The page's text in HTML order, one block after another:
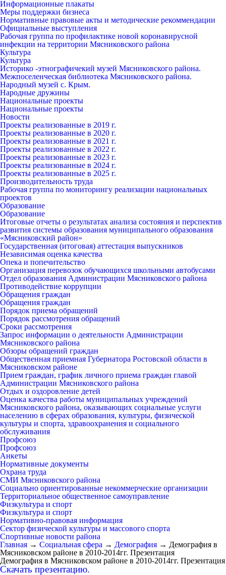
Информационные плакаты
Меры поддержки бизнеса
Нормативные правовые акты и методические рекоммендации
Официальные выступления
Рабочая группа по профилактике новой коронавирусной
инфекции на территории Мясниковского района
Культура
Культура
Историко -этнографичекий музей Мясниковского района.
Межпоселенческая библиотека Мясниковского района.
Народный музей с. Крым.
Народные дружины
Национальные проекты
Национальные проекты
Новости
Проекты реализованные в 2019 г.
Проекты реализованные в 2020 г.
Проекты реализованные в 2021 г.
Проекты реализованные в 2022 г.
Проекты реализованные в 2023 г.
Проекты реализованные в 2024 г.
Проекты реализованные в 2025 г.
Производительность труда
Рабочая группа по мониторингу реализации национальных
проектов
Образование
Образование
Итоговые отчеты о результатах анализа состояния и перспектив
развития системы образования муниципального образования
«Мясниковский район»
Государственная (итоговая) аттестация выпускников
Независимая оценка качества
Опека и попечительство
Организация перевозок обучающихся школьными автобусами
Отдел образования Администрации Мясниковского района
Противодействие коррупции
Обращения граждан
Обращения граждан
Порядок приема обращений
Порядок рассмотрения обращений
Сроки рассмотрения
Запрос информации о деятельности Администрации
Мясниковского района
Обзоры обращений граждан
Общественная приемная Губернатора Ростовской области в
Мясниковском районе
Прием граждан, график личного приема граждан главой
Администрации Мясниковского района
Отдых и оздоровление детей
Оценка качества работы муниципальных учреждений
Мясниковского района, оказывающих социальные услуги
населению в сферах образования, культуры, физической
культуры и спорта, здравоохранения и социального
обслуживания
Профсоюз
Профсоюз
Анкеты
Нормативные документы
Охрана труда
СМИ Мясниковского района
Социально ориентированные некоммерческие организации
Территориальное общественное самоуправление
Физкультура и спорт
Физкультура и спорт
Нормативно-правовая информация
Сектор физической культуры и массового спорта
Спортивные новости района
Главная → Социальная сфера → Демография → Демография в
Мясниковском районе в 2010-2014гг. Презентация
Демография в Мясниковском районе в 2010-2014гг. Презентация
Скачать презентацию.